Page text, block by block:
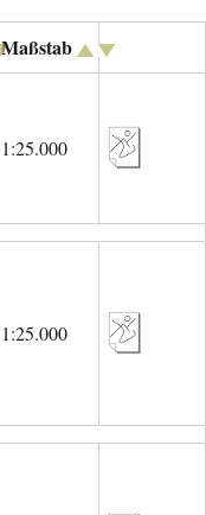
Maßstab
1:25.000
1:25.000